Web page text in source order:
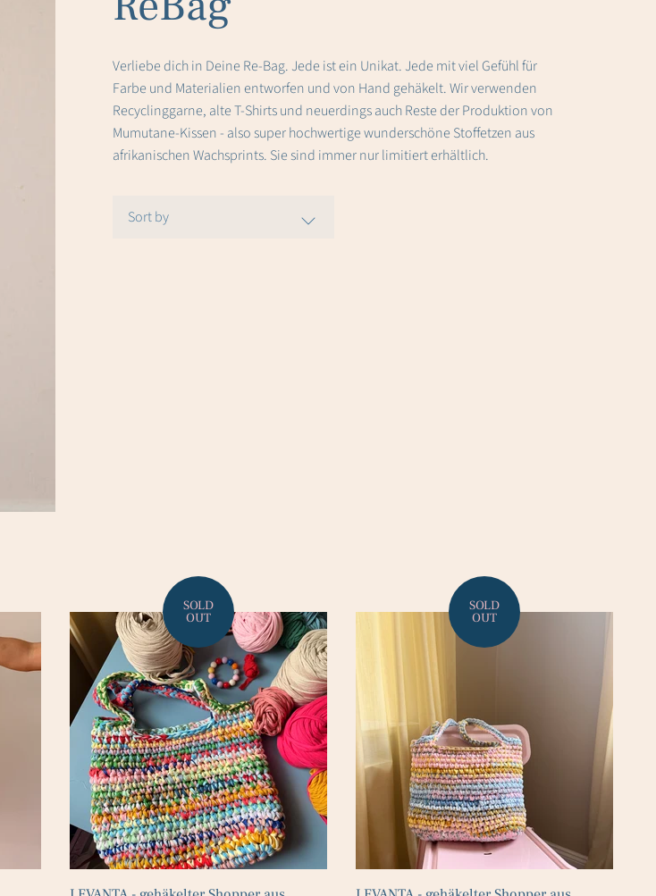
Verliebe dich in Deine Re-Bag. Jede ist ein Unikat. Jede mit viel Gefühl für
Farbe und Materialien entworfen und von Hand gehäkelt. Wir verwenden
Recyclinggarne, alte T-Shirts und neuerdings auch Reste der Produktion von
Mumutane-Kissen - also super hochwertige wunderschöne Stoffetzen aus
afrikanischen Wachsprints. Sie sind immer nur limitiert erhältlich.
Sort by